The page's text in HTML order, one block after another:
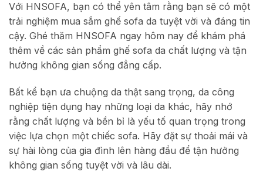
Với HNSOFA, bạn có thể yên tâm rằng bạn sẽ có một
trải nghiệm mua sắm ghế sofa da tuyệt vời và đáng tin
cậy. Ghé thăm HNSOFA ngay hôm nay để khám phá
thêm về các sản phẩm ghế sofa da chất lượng và tận
hưởng không gian sống đẳng cấp.
Bất kể bạn ưa chuộng da thật sang trọng, da công
nghiệp tiện dụng hay những loại da khác, hãy nhớ
rằng chất lượng và bền bỉ là yếu tố quan trọng trong
việc lựa chọn một chiếc sofa. Hãy đặt sự thoải mái và
sự hài lòng của gia đình lên hàng đầu để tận hưởng
không gian sống tuyệt vời và lâu dài.